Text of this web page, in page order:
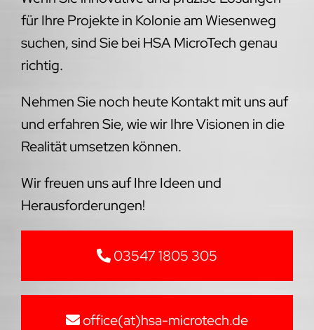
für Ihre Projekte in Kolonie am Wiesenweg
suchen, sind Sie bei HSA MicroTech genau
richtig.
Nehmen Sie noch heute Kontakt mit uns auf
und erfahren Sie, wie wir Ihre Visionen in die
Realität umsetzen können.
Wir freuen uns auf Ihre Ideen und
Herausforderungen!
03547 1805 305
office(at)hsa-microtech.de